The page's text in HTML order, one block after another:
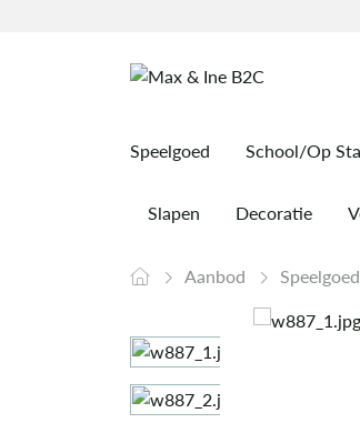
Speelgoed School/Op
Slapen Decoratie
Aanbod Speelgoed